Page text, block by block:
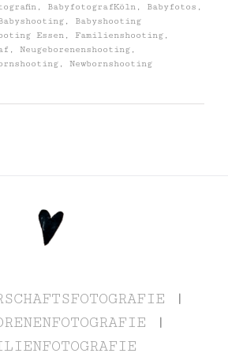
, BabyfotografKöln , Babyfotos ,
, Babyshooting
Essen , Familienshooting ,
, Neugeborenenshooting ,
, Newbornshooting
|
|